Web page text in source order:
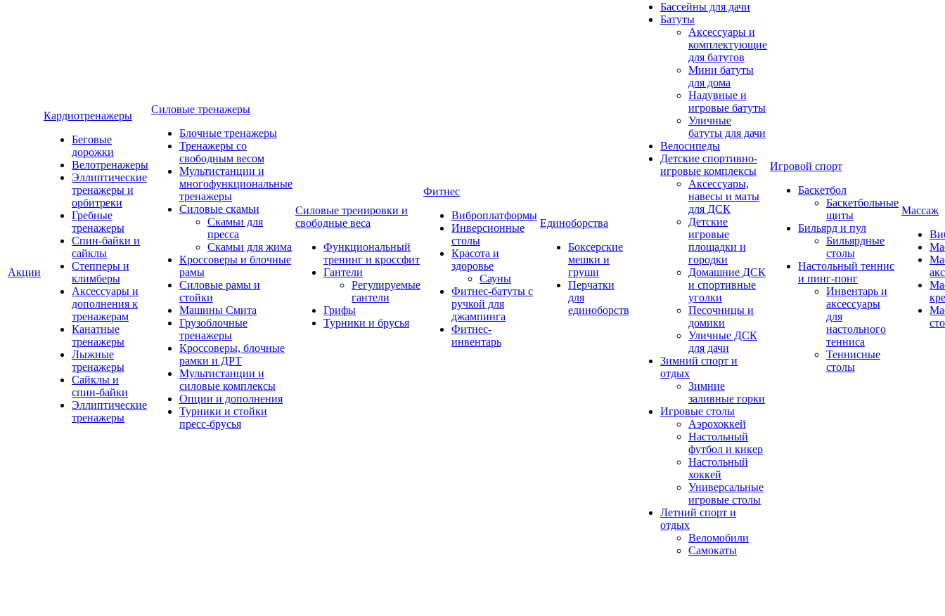
Акции
Кардиотренажеры
Беговые
дорожки
Велотренажеры
Эллиптические
тренажеры и
орбитреки
Гребные
тренажеры
Спин-байки и
сайклы
Степперы и
климберы
Аксессуары и
дополнения к
тренажерам
Канатные
тренажеры
Лыжные
тренажеры
Сайклы и
спин-байки
Эллиптические
тренажеры
Силовые тренажеры
Блочные тренажеры
Тренажеры со
свободным весом
Мультистанции и
многофункциональные
тренажеры
Силовые скамьи
Скамьи для
пресса
Скамьи для жима
Кроссоверы и блочные
рамы
Силовые рамы и
стойки
Машины Смита
Грузоблочные
тренажеры
Кроссоверы, блочные
рамки и ДРТ
Мультистанции и
силовые комплексы
Опции и дополнения
Турники и стойки
пресс-брусья
Силовые тренировки и
свободные веса
Функциональный
тренинг и кроссфит
Гантели
Регулируемые
гантели
Грифы
Турники и брусья
Фитнес
Виброплатформы
Инверсионные
столы
Красота и
здоровье
Сауны
Фитнес-батуты с
ручкой для
джампинга
Фитнес-
инвентарь
Единоборства
Боксерские
мешки и
груши
Перчатки
для
единоборств
Бассейны для дачи
Батуты
Аксессуары и
комплектующие
для батутов
Мини батуты
для дома
Надувные и
игровые батуты
Уличные
батуты для дачи
Велосипеды
Детские спортивно-
игровые комплексы
Аксессуары,
навесы и маты
для ДСК
Детские
игровые
площадки и
городки
Домашние ДСК
и спортивные
уголки
Песочницы и
домики
Уличные ДСК
для дачи
Зимний спорт и
отдых
Зимние
заливные горки
Игровые столы
Аэрохоккей
Настольный
футбол и кикер
Настольный
хоккей
Универсальные
игровые столы
Летний спорт и
отдых
Веломобили
Самокаты
Игровой спорт
Баскетбол
Баскетбольные
щиты
Бильярд и пул
Бильярдные
столы
Настольный теннис
и пинг-понг
Инвентарь и
аксессуары
для
настольного
тенниса
Теннисные
столы
Массаж